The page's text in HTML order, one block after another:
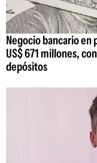
Negocio bancario en
US$ 671 millones,
depósitos